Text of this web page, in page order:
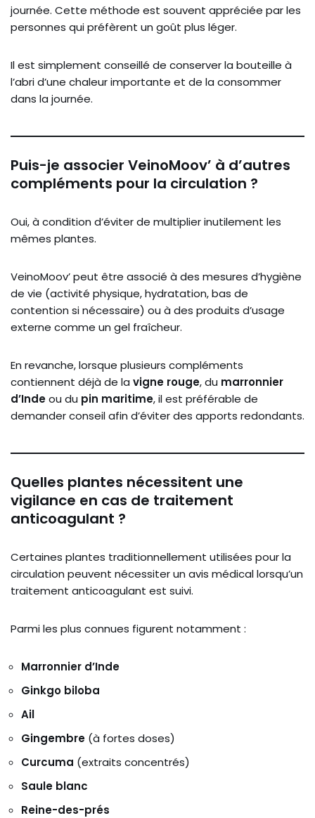
journée. Cette méthode est souvent appréciée par les
personnes qui préfèrent un goût plus léger.
Il est simplement conseillé de conserver la bouteille à
l’abri d’une chaleur importante et de la consommer
dans la journée.
Puis-je associer VeinoMoov’ à d’autres
compléments pour la circulation ?
Oui, à condition d’éviter de multiplier inutilement les
mêmes plantes.
VeinoMoov’ peut être associé à des mesures d’hygiène
de vie (activité physique, hydratation, bas de
contention si nécessaire) ou à des produits d’usage
externe comme un gel fraîcheur.
En revanche, lorsque plusieurs compléments
contiennent déjà de la vigne rouge, du marronnier
d’Indeou du pin maritime, il est préférable de
demander conseil afin d’éviter des apports redondants.
Quelles plantes nécessitent une
vigilance en cas de traitement
anticoagulant ?
Certaines plantes traditionnellement utilisées pour la
circulation peuvent nécessiter un avis médical lorsqu’un
traitement anticoagulant est suivi.
Parmi les plus connues figurent notamment :
Marronnier d’Inde
Ginkgo biloba
Ail
Gingembre (à fortes doses)
Curcuma (extraits concentrés)
Saule blanc
Reine-des-prés